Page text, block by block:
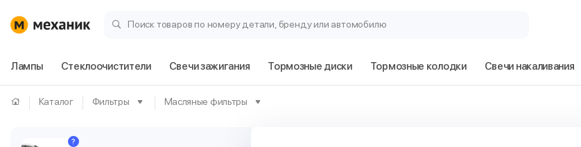
Поиск товаров по номеру детали, бренду или автомобилю
Лампы Стеклоочистители Свечи зажигания Тормозные диски Тормозные колодки Свечи накаливания
Каталог Фильтры Масляные фильтры
?